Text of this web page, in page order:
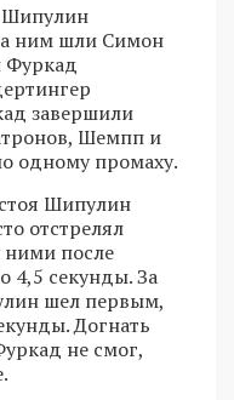
Шипулин
ним шли Симон
Фуркад
завершили
Шемпп и
одному промаху.
Шипулин
отстрелял
после
4,5 секунды. За
шел первым,
Догнать
не смог,